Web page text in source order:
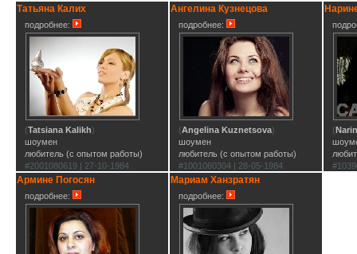
Татьяна Калих
подробнее:
(Tatsiana Kalikh)
шоумен
любитель (с опытом работы)
#2001080619 | 27-10-1984
Ангелина Кузнецова
подробнее:
(Angelina Kuznetsova)
шоумен
любитель (с опытом работы)
#1001060304 | 28-05-1984
(
Армине Погосян
подробнее:
Мариам Ханзратян
подробнее: